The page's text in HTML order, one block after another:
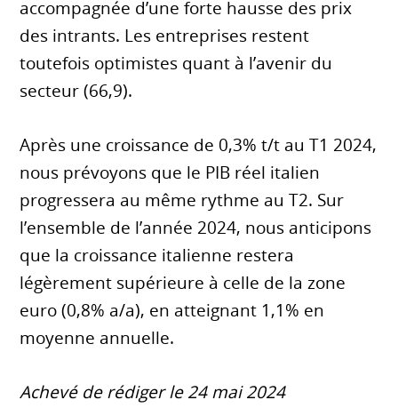
accompagnée d’une forte hausse des prix
des intrants. Les entreprises restent
toutefois optimistes quant à l’avenir du
secteur (66,9).
Après une croissance de 0,3% t/t au T1 2024,
nous prévoyons que le PIB réel italien
progressera au même rythme au T2. Sur
l’ensemble de l’année 2024, nous anticipons
que la croissance italienne restera
légèrement supérieure à celle de la zone
euro (0,8% a/a), en atteignant 1,1% en
moyenne annuelle.
Achevé de rédiger le 24 mai 2024